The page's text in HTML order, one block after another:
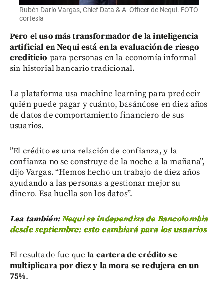
Rubén Darío Vargas, Chief Data & AI Officer de Nequi. FOTO
cortesía
Pero el uso más transformador de la inteligencia
artificial en Nequi está en la evaluación de riesgo
crediticio para personas en la economía informal
sin historial bancario tradicional.
La plataforma usa machine learning para predecir
quién puede pagar y cuánto, basándose en diez años
de datos de comportamiento financiero de sus
usuarios.
”El crédito es una relación de confianza, y la
confianza no se construye de la noche a la mañana”,
dijo Vargas. “Hemos hecho un trabajo de diez años
ayudando a las personas a gestionar mejor su
dinero. Esa huella son los datos”.
Lea también:Nequi se independiza de Bancolombia
desde septiembre: esto cambiará para los usuarios
El resultado fue quela cartera de crédito se
multiplicara por diez y la mora se redujera en un
75%.